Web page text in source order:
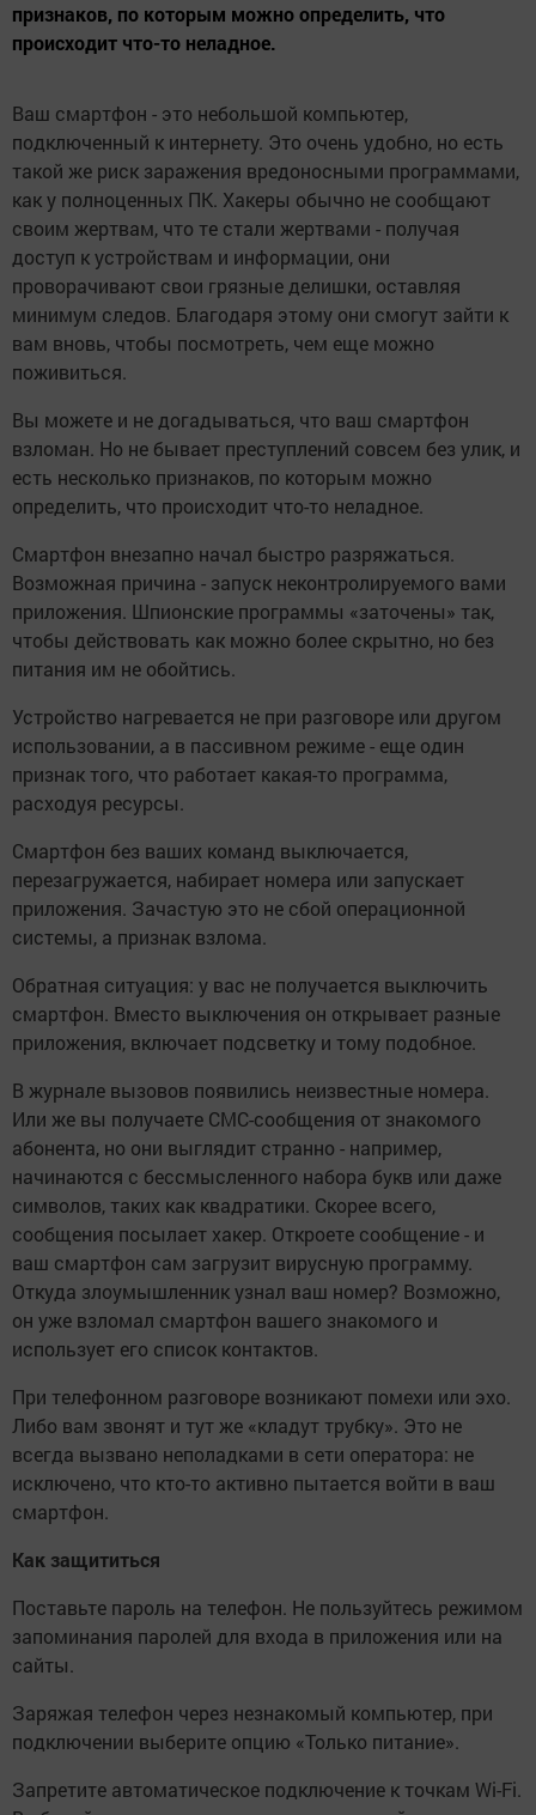
признаков, по которым можно определить, что
происходит что-то неладное.
Ваш смартфон - это небольшой компьютер,
подключенный к интернету. Это очень удобно, но есть
такой же риск заражения вредоносными программами,
как у полноценных ПК. Хакеры обычно не сообщают
своим жертвам, что те стали жертвами - получая
доступ к устройствам и информации, они
проворачивают свои грязные делишки, оставляя
минимум следов. Благодаря этому они смогут зайти к
вам вновь, чтобы посмотреть, чем еще можно
поживиться.
Вы можете и не догадываться, что ваш смартфон
взломан. Но не бывает преступлений совсем без улик, и
есть несколько признаков, по которым можно
определить, что происходит что-то неладное.
Смартфон внезапно начал быстро разряжаться.
Возможная причина - запуск неконтролируемого вами
приложения. Шпионские программы «заточены» так,
чтобы действовать как можно более скрытно, но без
питания им не обойтись.
Устройство нагревается не при разговоре или другом
использовании, а в пассивном режиме - еще один
признак того, что работает какая-то программа,
расходуя ресурсы.
Смартфон без ваших команд выключается,
перезагружается, набирает номера или запускает
приложения. Зачастую это не сбой операционной
системы, а признак взлома.
Обратная ситуация: у вас не получается выключить
смартфон. Вместо выключения он открывает разные
приложения, включает подсветку и тому подобное.
В журнале вызовов появились неизвестные номера.
Или же вы получаете СМС-сообщения от знакомого
абонента, но они выглядит странно - например,
начинаются с бессмысленного набора букв или даже
символов, таких как квадратики. Скорее всего,
сообщения посылает хакер. Откроете сообщение - и
ваш смартфон сам загрузит вирусную программу.
Откуда злоумышленник узнал ваш номер? Возможно,
он уже взломал смартфон вашего знакомого и
использует его список контактов.
При телефонном разговоре возникают помехи или эхо.
Либо вам звонят и тут же «кладут трубку». Это не
всегда вызвано неполадками в сети оператора: не
исключено, что кто-то активно пытается войти в ваш
смартфон.
Как защититься
Поставьте пароль на телефон. Не пользуйтесь режимом
запоминания паролей для входа в приложения или на
сайты.
Заряжая телефон через незнакомый компьютер, при
подключении выберите опцию «Только питание».
Запретите автоматическое подключение к точкам Wi-Fi.